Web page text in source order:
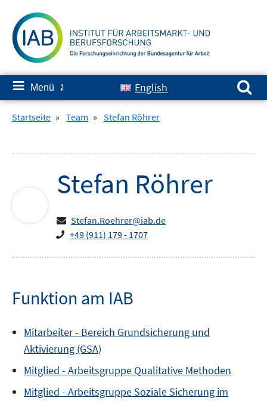
zum
Inhalt
≡ Menü ✘ English
Suchen nach:
Startseite » Team » Stefan Röhrer
Stefan Röhrer
Stefan.Roehrer@iab.de
+49 (911) 179 - 1707
Funktion am IAB
Mitarbeiter - Bereich Grundsicherung und
Aktivierung (GSA)
Mitglied - Arbeitsgruppe Qualitative Methoden
Mitglied - Arbeitsgruppe Soziale Sicherung im